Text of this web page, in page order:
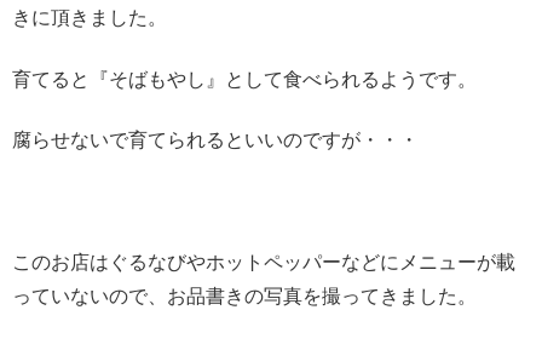
きに頂きました。
育てると『そばもやし』として食べられるようです。
腐らせないで育てられるといいのですが・・・
このお店はぐるなびやホットペッパーなどにメニューが載
っていないので、お品書きの写真を撮ってきました。